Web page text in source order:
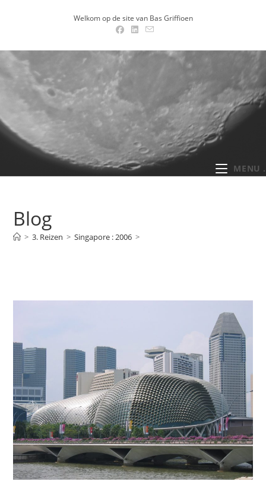
Welkom op de site van Bas Griffioen
MENU .
Blog
> 3. Reizen > Singapore : 2006 >